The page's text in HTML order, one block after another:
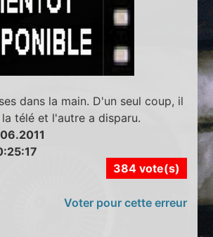
dans la main. D'un seul coup, il
télé et l'autre a disparu.
384 vote(s)
Voter pour cette erreur